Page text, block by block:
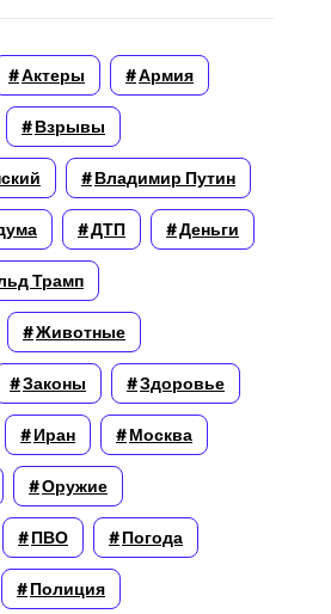
Актеры Армия
Взрывы
Владимир Путин
ДТП Деньги
Трамп
Животные
Законы Здоровье
Иран Москва
Оружие
ПВО Погода
Полиция